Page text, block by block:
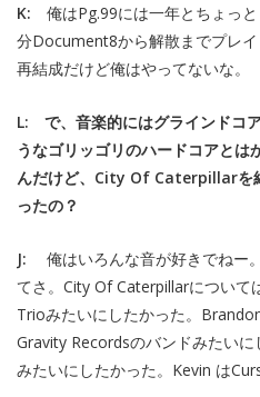
K:
俺はPg.99には一年とちょっ
分Document8から解散までプレ
再結成だけど俺はやってないな。
L: で、音楽的にはグラインドコ
うなゴリッゴリのハードコアとは
んだけど、City Of Caterpillarを
ったの？
J: 俺はいろんな音が好きでねー
てさ。City Of Caterpillarについて
Trioみたいにしたかった。
Gravity Recordsのバンドみたい
みたいにしたかった。Kevin は